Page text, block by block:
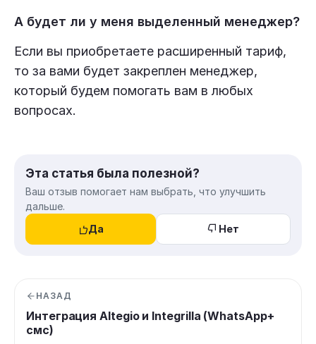
А будет ли у меня выделенный менеджер?
Если вы приобретаете расширенный тариф,
то за вами будет закреплен менеджер,
который будем помогать вам в любых
вопросах.
Эта статья была полезной?
Ваш отзыв помогает нам выбрать, что улучшить
дальше.
Да
Нет
НАЗАД
Интеграция Altegio и Integrilla (WhatsApp+
смс)